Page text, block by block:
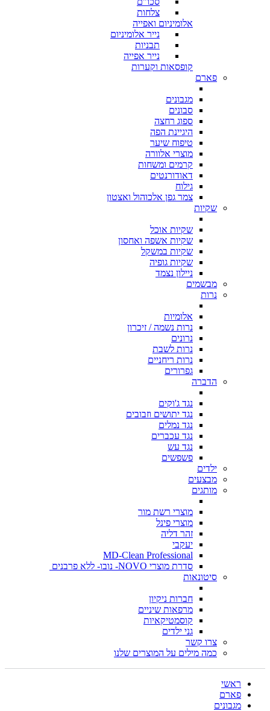
צלחות
אלומיניום ואפייה
נייר אלומיניום
תבניות
נייר אפייה
קופסאות וקערות
פארם
מגבונים
סבונים
ספוג רחצה
היגיינת הפה
טיפוח שיער
מוצרי אלוורה
קרמים ומשחות
דאודורנטים
גילוח
צמר גפן אלכוהול ואצטון
שקיות
שקיות אוכל
שקיות אשפה ואחסון
שקיות במשקל
שקיות גופיה
ניילון נצמד
מבשמים
נרות
אלומיות
נרות נשמה / זיכרון
נרונים
נרות לשבת
נרות ריחניים
גפרורים
הדברה
נגד ג'וקים
נגד יתושים וזבובים
נגד נמלים
נגד עכברים
נגד עש
פשפשים
ילדים
מבצעים
מותגים
מוצרי רשת מור
מוצרי פינל
זהר דליה
יעקבי
MD-Clean Professional
סדרת מוצרי NOVO- נובו- ללא פרבנים
סיטונאות
חברות ניקיון
מרפאות שיניים
קוסמטיקאיות
גני ילדים
צרו קשר
כמה מילים על המוצרים שלנו
ראשי
פארם
מגבונים